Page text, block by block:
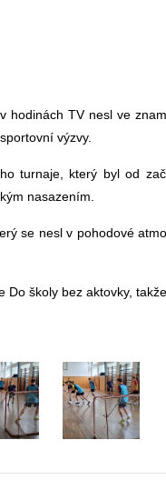
hodinách TV nesl ve
výzvy.
turnaje, který byl od
nasazením.
se nesl v pohodové
školy bez aktovky,